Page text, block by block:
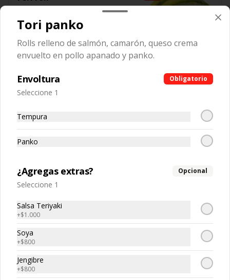
Pollo teriyaki, queso crema, cebollín
$4.550$6.500
Tempura roll
$5.040
Tempura sake
cebollin
$5.040
Tako spicy 🌶️
Tori panko
Rolls relleno de salmón, camarón, queso crema
envuelto en pollo apanado y panko.
Envoltura Obligatorio
Seleccione 1
Tempura
Panko
¿Agregas extras? Opcional
Seleccione 1
Salsa Teriyaki
+$1.000
Soya
+$800
Jengibre
+$800